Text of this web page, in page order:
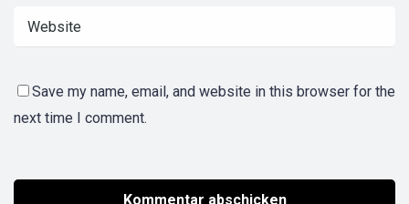
Save my name, email, and website in this browser for the
next time I comment.